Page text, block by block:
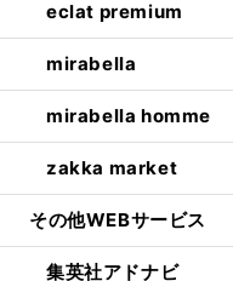
eclat premium
mirabella
mirabella homme
zakka market
その他WEBサービス
集英社アドナビ